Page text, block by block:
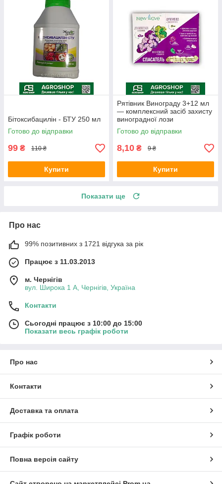
Бітоксибацилін - БТУ 250 мл
Готово до відправки
99 ₴ 110 ₴
Купити
Рятівник Винограду 3+12 мл
— комплексний засіб захисту
виноградної лози
Готово до відправки
8,10 ₴ 9 ₴
Купити
Показати ще
Про нас
99% позитивних з 1721 відгука за рік
Працює з 11.03.2013
м. Чернігів
вул. Широка 1 А, Чернігів, Україна
Контакти
Сьогодні працює з 10:00 до 15:00
Показати весь графік роботи
Про нас
Контакти
Доставка та оплата
Графік роботи
Повна версія сайту